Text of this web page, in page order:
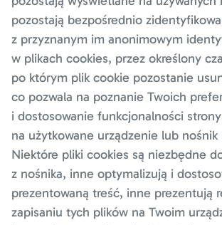
pozostają bezpośrednio
z przyznanym im anonimowym
w plikach cookies, przez określony
po którym plik cookie pozostanie
co pozwala na poznanie Twoich
i dostosowanie funkcjonalności
na użytkowane urządzenie lub nośnik
Niektóre pliki cookies są niezbędne
z nośnika, inne optymalizują i
prezentowaną treść, inne prezentują
zapisaniu tych plików na Twoim